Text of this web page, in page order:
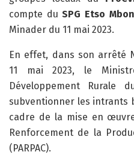
compte duSPG Etso
Minader du 11 mai 2023.
En effet, dans son arrêté
11 mai 2023, le
Développement Rurale
subventionner les intrants
cadre de la mise en
Renforcement de la
(PARPAC).